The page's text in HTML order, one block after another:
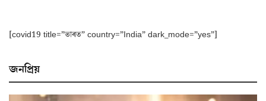
[covid19 title=”ভাৰত” country=”India” dark_mode=”yes”]
জনপ্ৰিয়